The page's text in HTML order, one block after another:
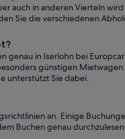
auch in anderen Vierteln
Sie die verschiedenen
in Iserlohn bei
günstigen
unterstützt Sie dabei.
an. Einige
Buchen genau